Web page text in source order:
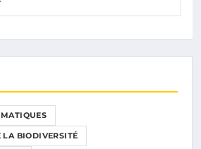
LA BIODIVERSITÉ